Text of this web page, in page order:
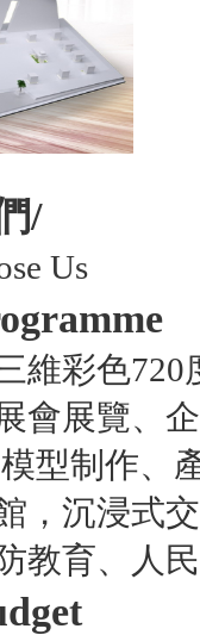
/
Us
維彩色720
會展覽、
型制作、
，沉浸式
教育、人